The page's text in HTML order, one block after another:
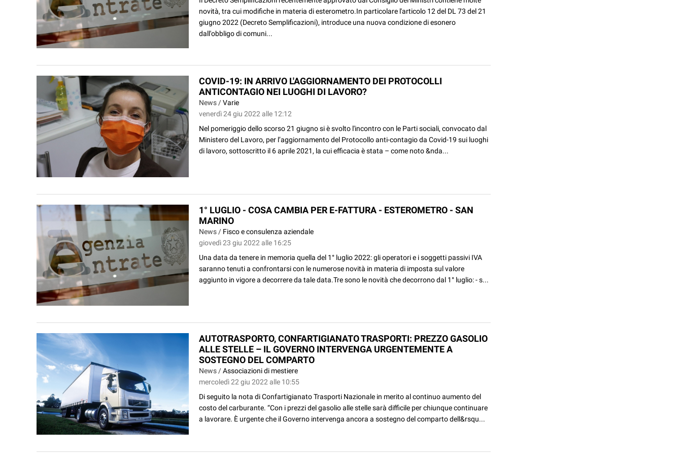
novità, tra cui modifiche in materia di esterometro.In particolare l'articolo 12 del DL 73 del 21
giugno 2022 (Decreto Semplificazioni), introduce una nuova condizione di esonero
dall'obbligo di comuni...
COVID-19: IN ARRIVO L'AGGIORNAMENTO DEI PROTOCOLLI
ANTICONTAGIO NEI LUOGHI DI LAVORO?
News /Varie
venerdì 24 giu 2022 alle 12:12
Nel pomeriggio dello scorso 21 giugno si è svolto l'incontro con le Parti sociali, convocato dal
Ministero del Lavoro, per l’aggiornamento del Protocollo anti-contagio da Covid-19 sui luoghi
di lavoro, sottoscritto il 6 aprile 2021, la cui efficacia è stata – come noto &nda...
1° LUGLIO - COSA CAMBIA PER E-FATTURA - ESTEROMETRO - SAN
MARINO
News / Fisco e consulenza aziendale
giovedì 23 giu 2022 alle 16:25
Una data da tenere in memoria quella del 1° luglio 2022: gli operatori e i soggetti passivi IVA
saranno tenuti a confrontarsi con le numerose novità in materia di imposta sul valore
aggiunto in vigore a decorrere da tale data.Tre sono le novità che decorrono dal 1° luglio: - s...
AUTOTRASPORTO, CONFARTIGIANATO TRASPORTI: PREZZO GASOLIO
ALLE STELLE – IL GOVERNO INTERVENGA URGENTEMENTE A
SOSTEGNO DEL COMPARTO
News /Associazioni di mestiere
mercoledì 22 giu 2022 alle 10:55
Di seguito la nota di Confartigianato Trasporti Nazionale in merito al continuo aumento del
costo del carburante. “Con i prezzi del gasolio alle stelle sarà difficile per chiunque continuare
a lavorare. È urgente che il Governo intervenga ancora a sostegno del comparto dell&rsqu...